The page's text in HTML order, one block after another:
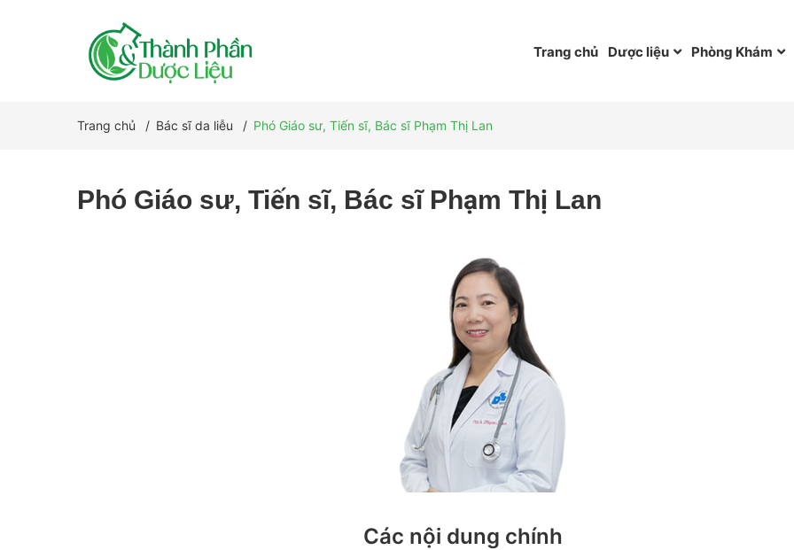
Trang chủ Dược liệu Phòng Khám
Trang chủ / Bác sĩ da liễu / Phó Giáo sư, Tiến sĩ, Bác sĩ Phạm Thị Lan
Phó Giáo sư, Tiến sĩ, Bác sĩ Phạm Thị Lan
Các nội dung chính